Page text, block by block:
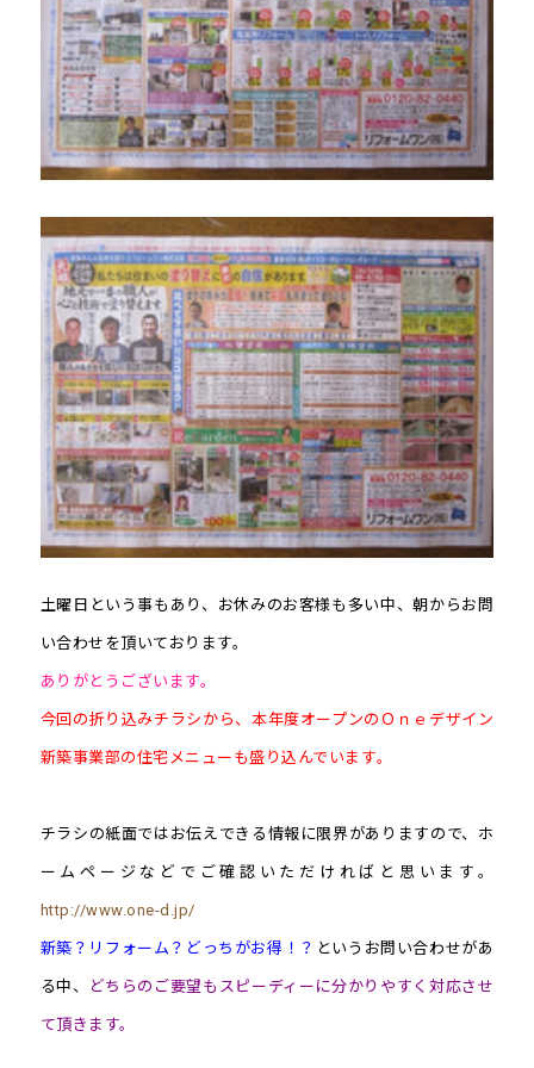
土曜日という事もあり、お休みのお客様も多い中、朝からお問
い合わせを頂いております。
ありがとうございます。
今回の折り込みチラシから、本年度オープンのＯｎｅデザイン
新築事業部の住宅メニューも盛り込んでいます。
チラシの紙面ではお伝えできる情報に限界がありますので、ホ
ームページなどでご確認いただければと思います。
http://www.one-d.jp/
新築？リフォーム？どっちがお得！？ というお問い合わせがあ
る中、 どちらのご要望もスピーディーに分かりやすく対応させ
て頂きます。